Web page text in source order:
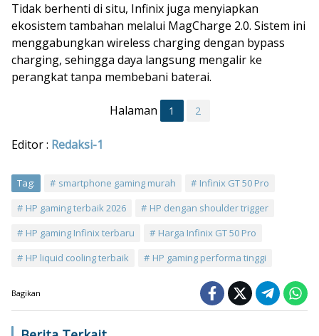
Tidak berhenti di situ, Infinix juga menyiapkan
ekosistem tambahan melalui MagCharge 2.0. Sistem ini
menggabungkan wireless charging dengan bypass
charging, sehingga daya langsung mengalir ke
perangkat tanpa membebani baterai.
Halaman 1 2
Editor : Redaksi-1
Tag: smartphone gaming murah
Infinix GT 50 Pro
HP gaming terbaik 2026
HP dengan shoulder trigger
HP gaming Infinix terbaru
Harga Infinix GT 50 Pro
HP liquid cooling terbaik
HP gaming performa tinggi
Bagikan